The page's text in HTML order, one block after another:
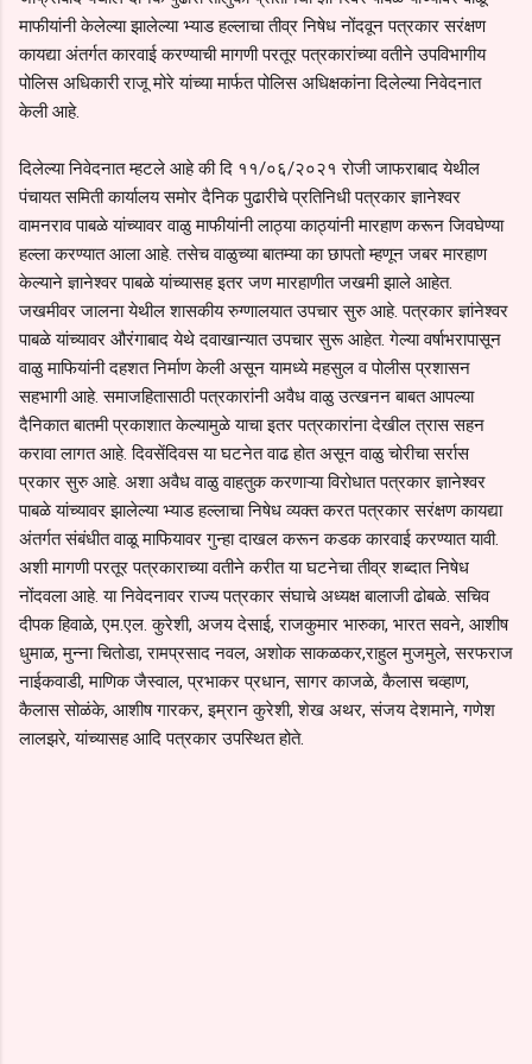
माफीयांनी केलेल्या झालेल्या भ्याड हल्लाचा तीव्र निषेध नोंदवून पत्रकार सरंक्षण
कायद्या अंतर्गत कारवाई करण्याची मागणी परतूर पत्रकारांच्या वतीने उपविभागीय
पोलिस अधिकारी राजू मोरे यांच्या मार्फत पोलिस अधिक्षकांना दिलेल्या निवेदनात
केली आहे.
दिलेल्या निवेदनात म्हटले आहे की दि ११/०६/२०२१ रोजी जाफराबाद येथील
पंचायत समिती कार्यालय समोर दैनिक पुढारीचे प्रतिनिधी पत्रकार ज्ञानेश्वर
वामनराव पाबळे यांच्यावर वाळु माफीयांनी लाठ्या काठ्यांनी मारहाण करून जिवघेण्या
हल्ला करण्यात आला आहे. तसेच वाळुच्या बातम्या का छापतो म्हणून जबर मारहाण
केल्याने ज्ञानेश्वर पाबळे यांच्यासह इतर जण मारहाणीत जखमी झाले आहेत.
जखमीवर जालना येथील शासकीय रुग्णालयात उपचार सुरु आहे. पत्रकार ज्ञांनेश्वर
पाबळे यांच्यावर औरंगाबाद येथे दवाखान्यात उपचार सुरू आहेत. गेल्या वर्षाभरापासून
वाळु माफियांनी दहशत निर्माण केली असून यामध्ये महसुल व पोलीस प्रशासन
सहभागी आहे. समाजहितासाठी पत्रकारांनी अवैध वाळु उत्खनन बाबत आपल्या
दैनिकात बातमी प्रकाशात केल्यामुळे याचा इतर पत्रकारांना देखील त्रास सहन
करावा लागत आहे. दिवसेंदिवस या घटनेत वाढ होत असून वाळु चोरीचा सर्रास
प्रकार सुरु आहे. अशा अवैध वाळु वाहतुक करणाऱ्या विरोधात पत्रकार ज्ञानेश्वर
पाबळे यांच्यावर झालेल्या भ्याड हल्लाचा निषेध व्यक्त करत पत्रकार सरंक्षण कायद्या
अंतर्गत संबंधीत वाळू माफियावर गुन्हा दाखल करून कडक कारवाई करण्यात यावी.
अशी मागणी परतूर पत्रकाराच्या वतीने करीत या घटनेचा तीव्र शब्दात निषेध
नोंदवला आहे. या निवेदनावर राज्य पत्रकार संघाचे अध्यक्ष बालाजी ढोबळे. सचिव
दीपक हिवाळे, एम.एल. कुरेशी, अजय देसाई, राजकुमार भारुका, भारत सवने, आशीष
धुमाळ, मुन्ना चितोडा, रामप्रसाद नवल, अशोक साकळकर,राहुल मुजमुले, सरफराज
नाईकवाडी, माणिक जैस्वाल, प्रभाकर प्रधान, सागर काजळे, कैलास चव्हाण,
कैलास सोळंके, आशीष गारकर, इम्रान कुरेशी, शेख अथर, संजय देशमाने, गणेश
लालझरे, यांच्यासह आदि पत्रकार उपस्थित होते.